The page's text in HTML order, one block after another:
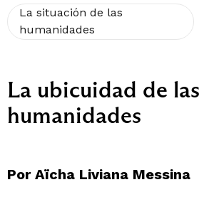
La situación de las
humanidades
La ubicuidad de las
humanidades
Por Aïcha Liviana Messina